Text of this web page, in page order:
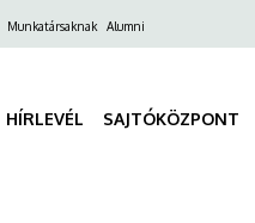
Munkatársaknak Alumni
HÍRLEVÉL SAJTÓKÖZPONT